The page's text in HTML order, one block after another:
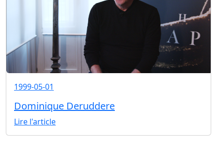
1999-05-01
Dominique Deruddere
Lire l'article